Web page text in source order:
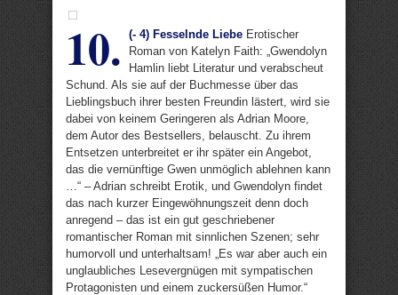
10. (- 4) Fesselnde Liebe Erotischer
Roman von Katelyn Faith: „Gwendolyn
Hamlin liebt Literatur und verabscheut
Schund. Als sie auf der Buchmesse über das
Lieblingsbuch ihrer besten Freundin lästert, wird sie
dabei von keinem Geringeren als Adrian Moore,
dem Autor des Bestsellers, belauscht. Zu ihrem
Entsetzen unterbreitet er ihr später ein Angebot,
das die vernünftige Gwen unmöglich ablehnen kann
…“ – Adrian schreibt Erotik, und Gwendolyn findet
das nach kurzer Eingewöhnungszeit denn doch
anregend – das ist ein gut geschriebener
romantischer Roman mit sinnlichen Szenen; sehr
humorvoll und unterhaltsam! „Es war aber auch ein
unglaubliches Lesevergnügen mit sympatischen
Protagonisten und einem zuckersüßen Humor.“